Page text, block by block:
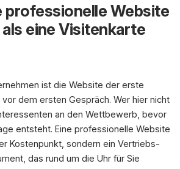
professionelle Website
eine Visitenkarte
ist die Website der erste
dem ersten Gespräch. Wer hier nicht
an den Wettbewerb, bevor
entsteht. Eine professionelle Website
Kostenpunkt, sondern ein Vertriebs-
das rund um die Uhr für Sie